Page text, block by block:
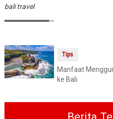
bali travel
Tips
Manfaat
ke Bali